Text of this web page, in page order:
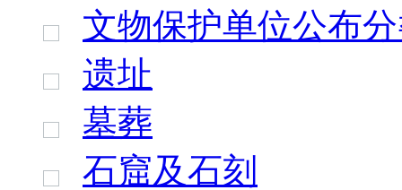
文物保护单位公布
遗址
墓葬
石窟及石刻